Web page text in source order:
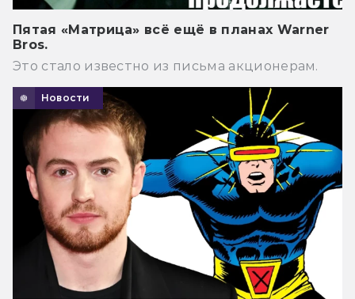
Пятая «Матрица» всё ещё в планах Warner
Bros.
Это стало известно из письма акционерам.
Новости